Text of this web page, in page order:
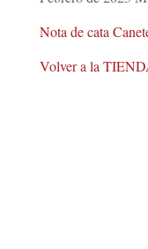
Nota de cata
Volver a la